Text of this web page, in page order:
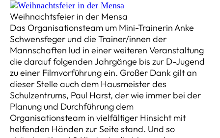
Weihnachtsfeier in der Mensa
Das Organisationsteam um Mini-Trainerin Anke
Schwensfeger und die Trainer/innen der
Mannschaften lud in einer weiteren Veranstaltung
die darauf folgenden Jahrgänge bis zur D-Jugend
zu einer Filmvorführung ein. Großer Dank gilt an
dieser Stelle auch dem Hausmeister des
Schulzentrums, Paul Harst, der wie immer bei der
Planung und Durchführung dem
Organisationsteam in vielfältiger Hinsicht mit
helfenden Händen zur Seite stand. Und so